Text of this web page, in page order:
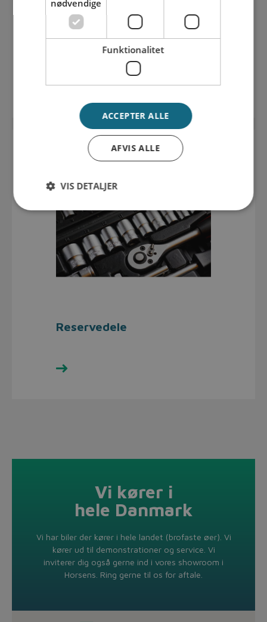
Se udvalget her
Reservedele
Se udvalget her
Vi kører i
hele Danmark
Vi har biler der kører i hele landet (brofaste øer). Vi
kører ud til demonstrationer og service. Vi
inviterer dig også gerne ind i vores showroom i
Horsens. Ring gerne til os for aftale.
nødvendige
Funktionalitet
ACCEPTER ALLE
AFVIS ALLE
VIS DETALJER